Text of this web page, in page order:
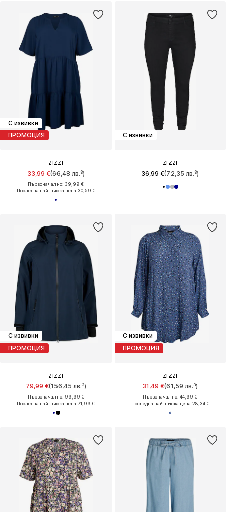
С извивки
ПРОМОЦИЯ
ZIZZI
33,99 €(66,48 лв.³)
Първоначално: 39,99 €
Последна най-ниска цена:30,59 €
С извивки
ZIZZI
36,99 €(72,35 лв.³)
С извивки
ПРОМОЦИЯ
ZIZZI
79,99 €(156,45 лв.³)
Първоначално: 99,99 €
Последна най-ниска цена:71,99 €
С извивки
ПРОМОЦИЯ
ZIZZI
31,49 €(61,59 лв.³)
Първоначално: 44,99 €
Последна най-ниска цена:28,34 €